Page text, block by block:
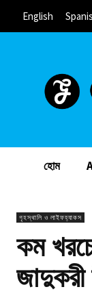
English
হোম
গৃহস্থালি ও লাইফহ্যাকস
কম